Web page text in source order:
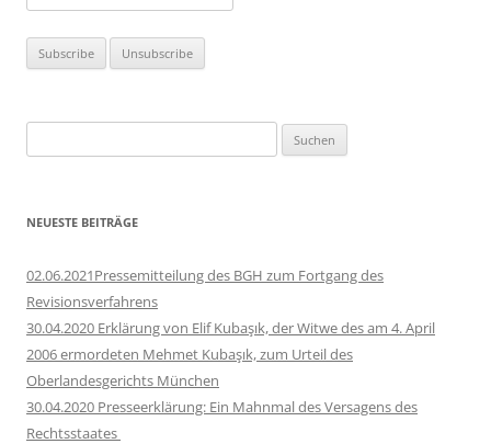
nach:
NEUESTE BEITRÄGE
02.06.2021Pressemitteilung des BGH zum Fortgang des
Revisionsverfahrens
30.04.2020 Erklärung von Elif Kubaşık, der Witwe des am 4. April
2006 ermordeten Mehmet Kubaşık, zum Urteil des
Oberlandesgerichts München
30.04.2020 Presseerklärung: Ein Mahnmal des Versagens des
Rechtsstaates